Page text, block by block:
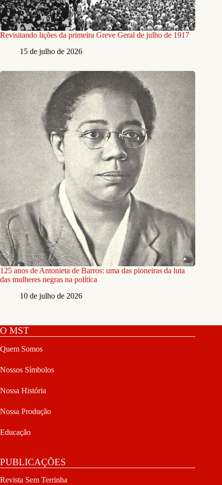
Revisitando lições da primeira Greve Geral de julho de 1917
15 de julho de 2026
125 anos de Antonieta de Barros: uma das pioneiras da luta
das mulheres negras na política
10 de julho de 2026
O MST
Quem Somos
Nossos Símbolos
Nossa História
Nossa Produção
Educação
PUBLICAÇÕES
Revista Sem Terrinha